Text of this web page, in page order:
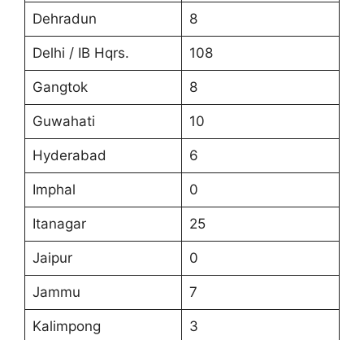
Dehradun 8
Delhi / IB Hqrs. 108
Gangtok 8
Guwahati 10
Hyderabad 6
Imphal 0
Itanagar 25
Jaipur 0
Jammu 7
Kalimpong 3